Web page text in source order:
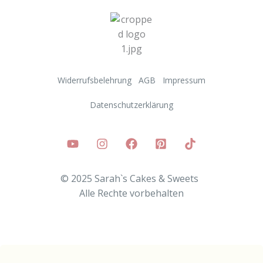
Widerrufsbelehrung AGB Impressum
Datenschutzerklärung
© 2025 Sarah`s Cakes & Sweets
Alle Rechte vorbehalten